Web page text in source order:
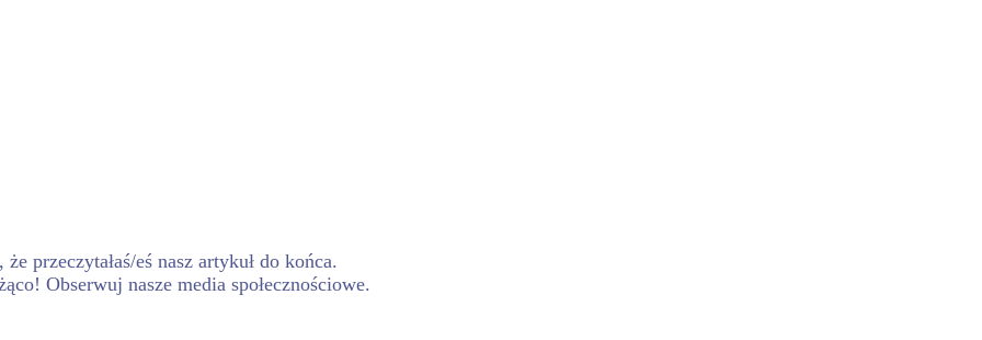
przeczytałaś/eś nasz artykuł do końca.
Obserwuj nasze media społecznościowe.